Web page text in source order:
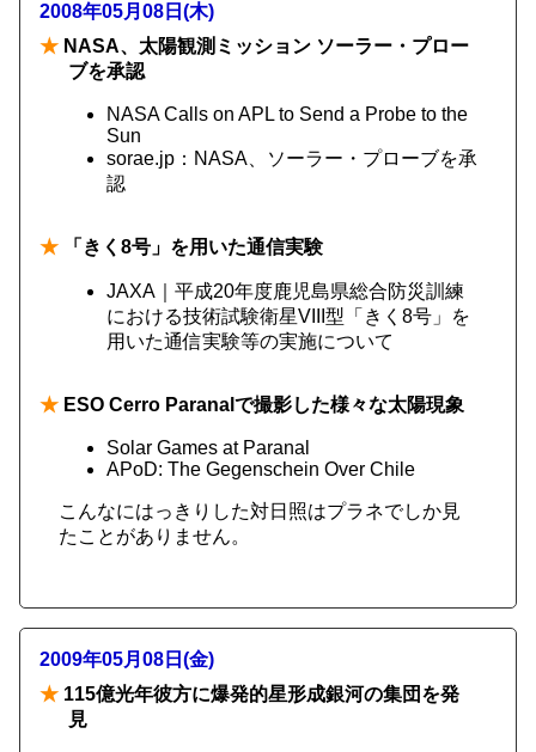
2008年05月08日(木)
★ NASA、太陽観測ミッション ソーラー・プロー
ブを承認
NASA Calls on APL to Send a Probe to the
Sun
sorae.jp：NASA、ソーラー・プローブを承
認
★ 「きく8号」を用いた通信実験
JAXA｜平成20年度鹿児島県総合防災訓練
における技術試験衛星VIII型「きく8号」を
用いた通信実験等の実施について
★ ESO Cerro Paranalで撮影した様々な太陽現象
Solar Games at Paranal
APoD: The Gegenschein Over Chile
こんなにはっきりした対日照はプラネでしか見
たことがありません。
2009年05月08日(金)
★ 115億光年彼方に爆発的星形成銀河の集団を発
見